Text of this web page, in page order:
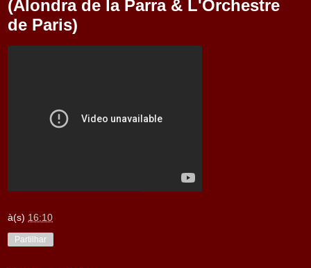
(Alondra de la Parra & L'Orchestre
de Paris)
à(s) 16:10
Partilhar